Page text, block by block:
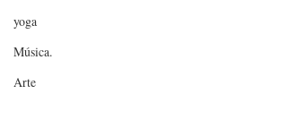
yoga
Música.
Arte